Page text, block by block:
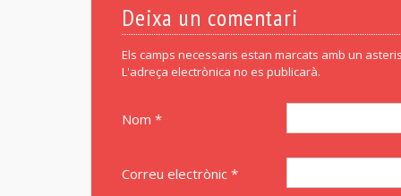
Deixa un comentari
Els camps necessaris estan marcats amb un
L'adreça electrònica no es publicarà.
Nom *
Correu electrònic *